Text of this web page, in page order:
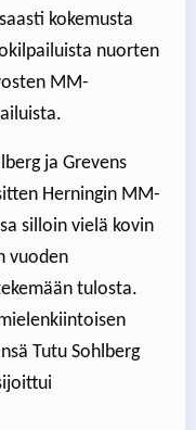
kokemusta
nuorten
MM-
ja Grevens
Herningin MM-
silloin vielä kovin
vuoden
tulosta.
Tutu Sohlberg